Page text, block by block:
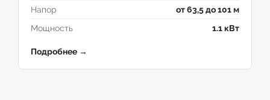
Напор
от 63,5 до 101 м
Мощность
1.1 кВт
Подробнее →